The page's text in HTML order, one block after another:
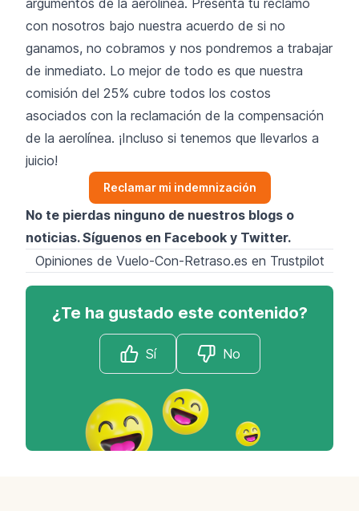
con nosotros bajo nuestra acuerdo de si no
ganamos, no cobramos y nos pondremos a trabajar
de inmediato. Lo mejor de todo es que nuestra
comisión del 25% cubre todos los costos
asociados con la reclamación de la compensación
de la aerolínea. ¡Incluso si tenemos que llevarlos a
juicio!
Reclamar mi indemnización
No te pierdas ninguno de nuestros blogs o
noticias. Síguenos en Facebook y Twitter.
Opiniones de Vuelo-Con-Retraso.es en Trustpilot
¿Te ha gustado este contenido?
Sí No